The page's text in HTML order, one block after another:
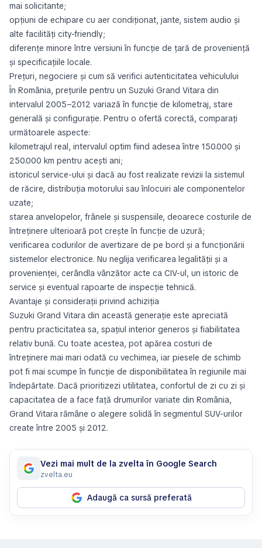
mai solicitante;
opțiuni de echipare cu aer condiționat, jante, sistem audio și
alte facilități city-friendly;
diferențe minore între versiuni în funcție de țară de proveniență
și specificațiile locale.
Prețuri, negociere și cum să verifici autenticitatea vehiculului
În România, prețurile pentru un Suzuki Grand Vitara din
intervalul 2005–2012 variază în funcție de kilometraj, stare
generală și configurație. Pentru o ofertă corectă, comparați
următoarele aspecte:
kilometrajul real, intervalul optim fiind adesea între 150.000 și
250.000 km pentru acești ani;
istoricul service-ului și dacă au fost realizate revizii la sistemul
de răcire, distribuția motorului sau înlocuiri ale componentelor
uzate;
starea anvelopelor, frânele și suspensiile, deoarece costurile de
întreținere ulterioară pot crește în funcție de uzură;
verificarea codurilor de avertizare de pe bord și a funcționării
sistemelor electronice. Nu neglija verificarea legalității și a
provenienței, cerândla vânzător acte ca CIV-ul, un istoric de
service și eventual rapoarte de inspecție tehnică.
Avantaje și considerații privind achiziția
Suzuki Grand Vitara din această generație este apreciată
pentru practicitatea sa, spațiul interior generos și fiabilitatea
relativ bună. Cu toate acestea, pot apărea costuri de
întreținere mai mari odată cu vechimea, iar piesele de schimb
pot fi mai scumpe în funcție de disponibilitatea în regiunile mai
îndepărtate. Dacă prioritizezi utilitatea, confortul de zi cu zi și
capacitatea de a face față drumurilor variate din România,
Grand Vitara rămâne o alegere solidă în segmentul SUV-urilor
create între 2005 și 2012.
Vezi mai mult de la zvelta în Google Search
zvelta.eu
Adaugă ca sursă preferată